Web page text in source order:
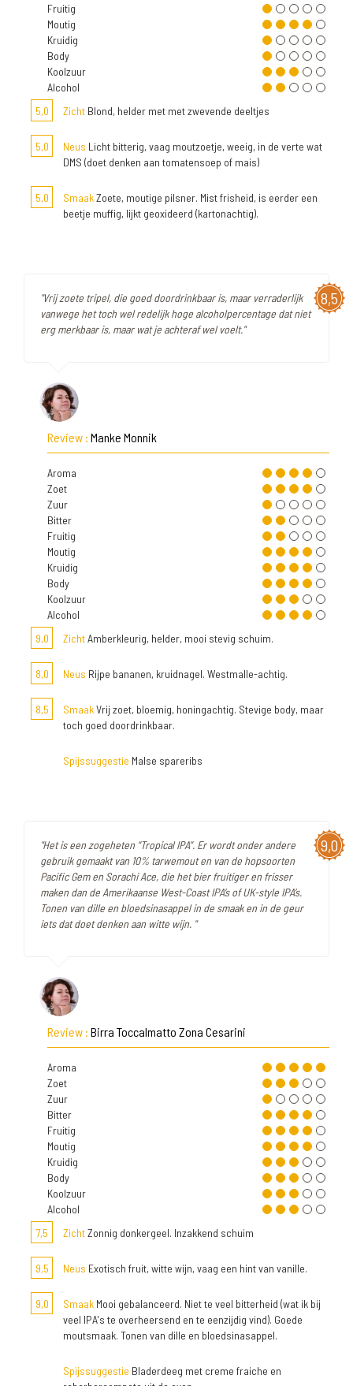
Fruitig
Moutig
Kruidig
Body
Koolzuur
Alcohol
5,0
Zicht Blond, helder met met zwevende deeltjes
5,0 Neus Licht bitterig, vaag moutzoetje, weeig, in de verte wat
DMS (doet denken aan tomatensoep of mais)
5,0 SmaakZoete, moutige pilsner. Mist frisheid, is eerder een
beetje muffig, lijkt geoxideerd (kartonachtig).
8,5
"Vrij zoete tripel, die goed doordrinkbaar is, maar verraderlijk
vanwege het toch wel redelijk hoge alcoholpercentage dat niet
erg merkbaar is, maar wat je achteraf wel voelt."
Review : Manke Monnik
Aroma
Zoet
Zuur
Bitter
Fruitig
Moutig
Kruidig
Body
Koolzuur
Alcohol
9,0
ZichtAmberkleurig, helder, mooi stevig schuim.
8,0 Neus Rijpe bananen, kruidnagel. Westmalle-achtig.
8,5 SmaakVrij zoet, bloemig, honingachtig. Stevige body, maar
toch goed doordrinkbaar.
Spijssuggestie Malse spareribs
9,0
"Het is een zogeheten “Tropical IPA”. Er wordt onder andere
gebruik gemaakt van 10% tarwemout en van de hopsoorten
Pacific Gem en Sorachi Ace, die het bier fruitiger en frisser
maken dan de Amerikaanse West-Coast IPA’s of UK-style IPA’s.
Tonen van dille en bloedsinasappel in de smaak en in de geur
iets dat doet denken aan witte wijn. "
Review : Birra Toccalmatto Zona Cesarini
Aroma
Zoet
Zuur
Bitter
Fruitig
Moutig
Kruidig
Body
Koolzuur
Alcohol
7,5
ZichtZonnig donkergeel. Inzakkend schuim
9,5 Neus Exotisch fruit, witte wijn, vaag een hint van vanille.
9,0 Smaak Mooi gebalanceerd. Niet te veel bitterheid (wat ik bij
veel IPA's te overheersend en te eenzijdig vind). Goede
moutsmaak. Tonen van dille en bloedsinasappel.
Spijssuggestie Bladerdeeg met creme fraiche en